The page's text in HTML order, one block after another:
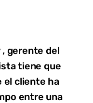
, gerente del
tiene que
el cliente ha
entre una